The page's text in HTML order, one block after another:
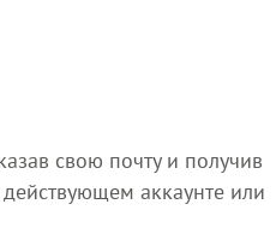
свою почту и получив
аккаунте или